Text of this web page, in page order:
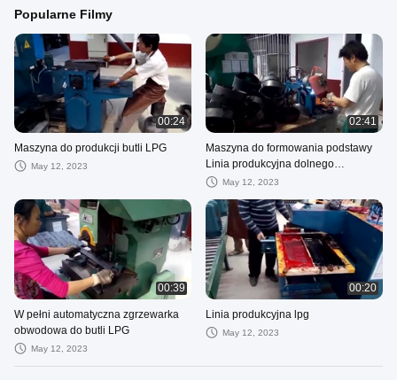
Popularne Filmy
00:24
Maszyna do produkcji butli LPG
May 12, 2023
02:41
Maszyna do formowania podstawy
Linia produkcyjna dolnego
pierścienia cylindra LPG
May 12, 2023
00:39
W pełni automatyczna zgrzewarka
obwodowa do butli LPG
May 12, 2023
00:20
Linia produkcyjna lpg
May 12, 2023